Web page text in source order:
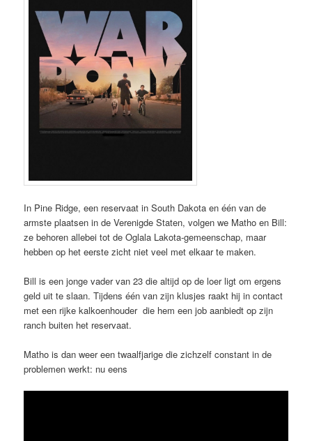
In Pine Ridge, een reservaat in South Dakota en één van de
armste plaatsen in de Verenigde Staten, volgen we Matho en Bill:
ze behoren allebei tot de Oglala Lakota-gemeenschap, maar
hebben op het eerste zicht niet veel met elkaar te maken.
Bill is een jonge vader van 23 die altijd op de loer ligt om ergens
geld uit te slaan. Tijdens één van zijn klusjes raakt hij in contact
met een rijke kalkoenhouder die hem een job aanbiedt op zijn
ranch buiten het reservaat.
Matho is dan weer een twaalfjarige die zichzelf constant in de
problemen werkt: nu eens